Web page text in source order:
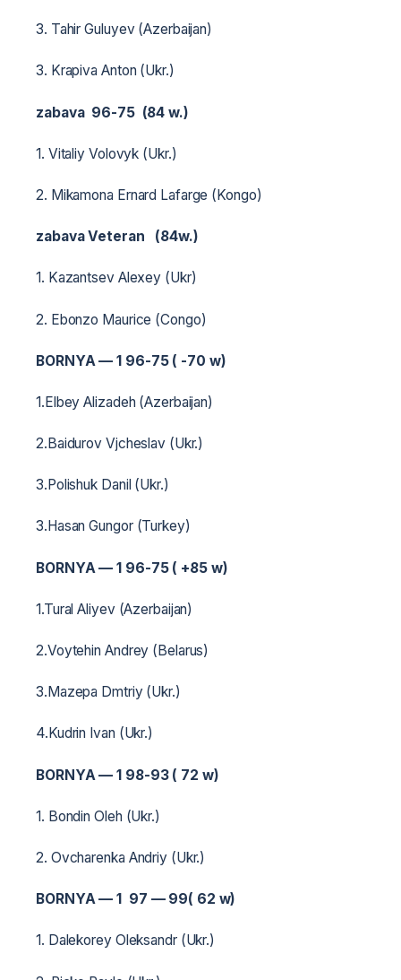
3. Tahir Guluyev (Azerbaijan)
3. Krapiva Anton (Ukr.)
zabava 96-75 (84 w.)
1. Vitaliy Volovyk (Ukr.)
2. Mikamona Ernard Lafarge (Kongo)
zabava Veteran (84w.)
1. Kazantsev Alexey (Ukr)
2. Ebonzo Maurice (Congo)
BORNYA — 1 96-75 ( -70 w)
1.Elbey Alizadeh (Azerbaijan)
2.Baidurov Vjcheslav (Ukr.)
3.Polishuk Danil (Ukr.)
3.Hasan Gungor (Turkey)
BORNYA — 1 96-75 ( +85 w)
1.Tural Aliyev (Azerbaijan)
2.Voytehin Andrey (Belarus)
3.Mazepa Dmtriy (Ukr.)
4.Kudrin Ivan (Ukr.)
BORNYA — 1 98-93 ( 72 w)
1. Bondin Oleh (Ukr.)
2. Ovcharenka Andriy (Ukr.)
BORNYA — 1 97 — 99( 62 w)
1. Dalekorey Oleksandr (Ukr.)